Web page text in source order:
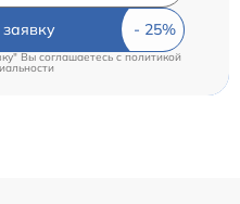
Вы соглашаетесь cполитикой